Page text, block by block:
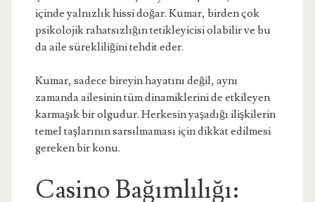
içinde yalnızlık hissi doğar. Kumar, birden çok
psikolojik rahatsızlığın tetikleyicisi olabilir ve bu
da aile sürekliliğini tehdit eder.
Kumar, sadece bireyin hayatını değil, aynı
zamanda ailesinin tüm dinamiklerini de etkileyen
karmaşık bir olgudur. Herkesin yaşadığı ilişkilerin
temel taşlarının sarsılmaması için dikkat edilmesi
gereken bir konu.
Casino Bağımlılığı: